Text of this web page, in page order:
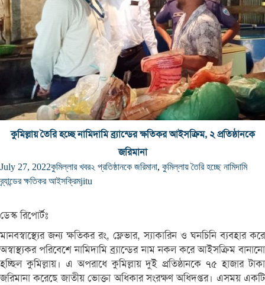
কুমিল্লায় তৈরি হচ্ছে নামিদামি ব্র্যান্ডের ক্ষতিকর আইসক্রিম, ২ প্রতিষ্ঠানকে
জরিমানা
July 27, 2022কুমিল্লার খবর২ প্রতিষ্ঠানকে জরিমানা, কুমিল্লায় তৈরি হচ্ছে নামিদামি
ব্র্যান্ডের ক্ষতিকর আইসক্রিমjitu
ডেস্ক রিপোর্টঃ
মানবস্বাস্থ্যের জন্য ক্ষতিকর রং, ফ্লেভার, স্যাকারিন ও ঘনচিনি ব্যবহার করে
অস্বাস্থ্যকর পরিবেশে নামিদামি ব্র্যান্ডের নাম নকল করে আইসক্রিম বানানো
হচ্ছিল কুমিল্লায়। এ অপরাধে কুমিল্লায় দুই প্রতিষ্ঠানকে ৭৫ হাজার টাকা
জরিমানা করেছে জাতীয় ভোক্তা অধিকার সংরক্ষণ অধিদপ্তর। এসময় একটি